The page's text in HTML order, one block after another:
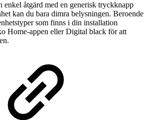
enkel åtgärd med en generisk tryckknapp
kan du bara dimra belysningen. Beroende
som finns i din installation
Home-appen eller Digital black för att